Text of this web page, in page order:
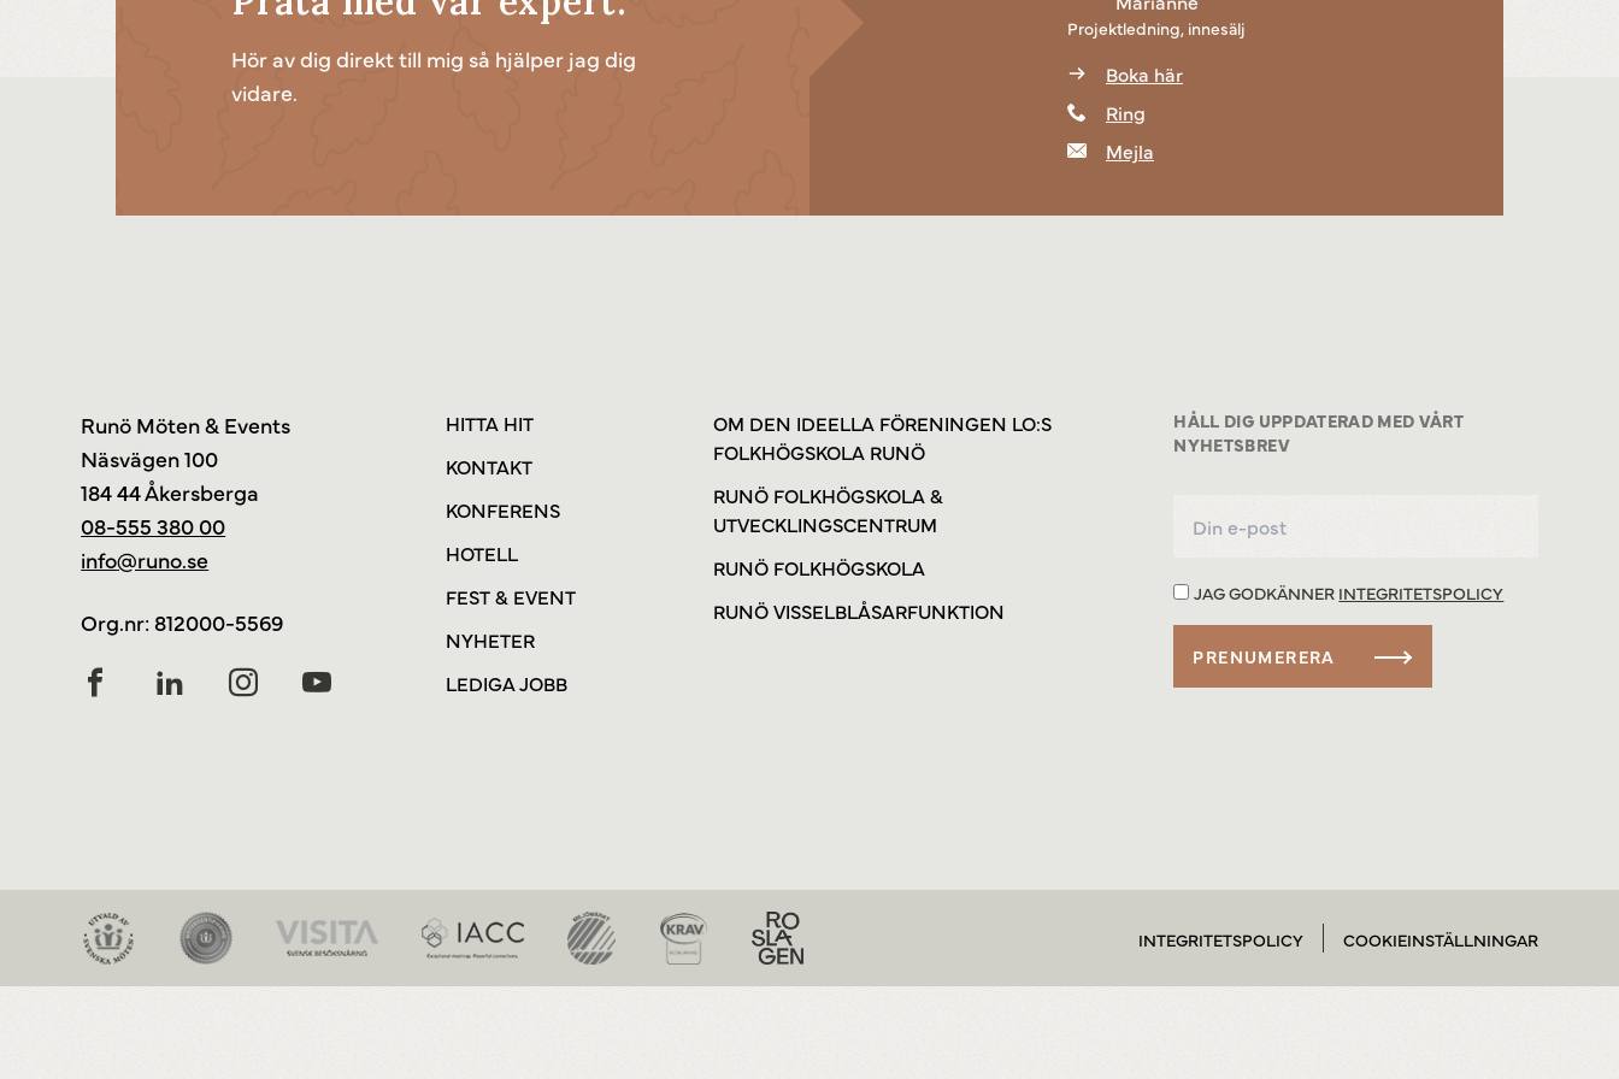
Hör av dig direkt till mig så hjälper jag dig
vidare.
Projektledning, innesälj
Boka här
Ring
Mejla
Runö Möten & Events
Näsvägen 100
184 44 Åkersberga
08-555 380 00
info@runo.se
Org.nr: 812000-5569
HITTA HIT
KONTAKT
KONFERENS
HOTELL
FEST & EVENT
NYHETER
LEDIGA JOBB
OM DEN IDEELLA FÖRENINGEN LO:S
FOLKHÖGSKOLA RUNÖ
RUNÖ FOLKHÖGSKOLA &
UTVECKLINGSCENTRUM
RUNÖ FOLKHÖGSKOLA
RUNÖ VISSELBLÅSARFUNKTION
HÅLL DIG UPPDATERAD MED VÅRT
NYHETSBREV
JAG GODKÄNNER INTEGRITETSPOLICY
INTEGRITETSPOLICY COOKIEINSTÄLLNINGAR